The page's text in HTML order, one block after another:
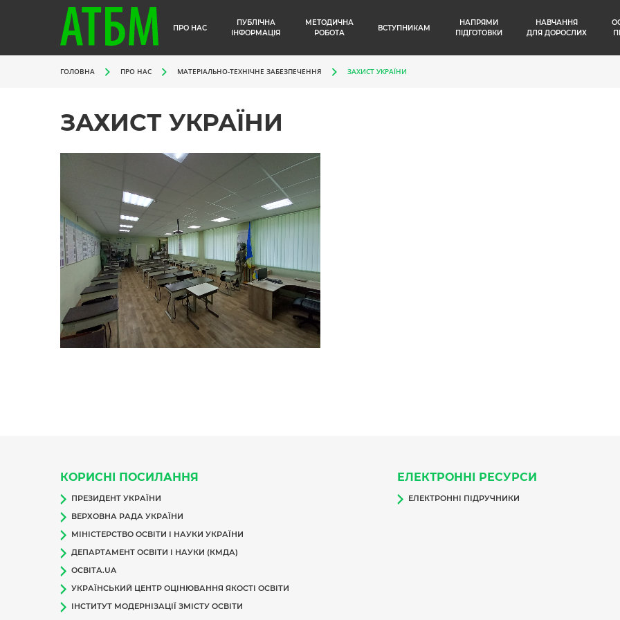
ПРО НАС
ПУБЛІЧНА
ІНФОРМАЦІЯ
МЕТОДИЧНА
РОБОТА
ВСТУПНИКАМ
НАПРЯМИ
ПІДГОТОВКИ
НАВЧАННЯ
ДЛЯ ДОРОСЛИХ
ГОЛОВНА ПРО НАС МАТЕРІАЛЬНО-ТЕХНІЧНЕ ЗАБЕЗПЕЧЕННЯ ЗАХИСТ УКРАЇНИ
ЗАХИСТ УКРАЇНИ
КОРИСНІ ПОСИЛАННЯ
ПРЕЗИДЕНТ УКРАЇНИ
ВЕРХОВНА РАДА УКРАЇНИ
МІНІСТЕРСТВО ОСВІТИ І НАУКИ УКРАЇНИ
ДЕПАРТАМЕНТ ОСВІТИ І НАУКИ (КМДА)
ОСВІТА.UA
УКРАЇНСЬКИЙ ЦЕНТР ОЦІНЮВАННЯ ЯКОСТІ ОСВІТИ
ІНСТИТУТ МОДЕРНІЗАЦІЇ ЗМІСТУ ОСВІТИ
ЕЛЕКТРОННІ РЕСУРСИ
ЕЛЕКТРОННІ ПІДРУЧНИКИ